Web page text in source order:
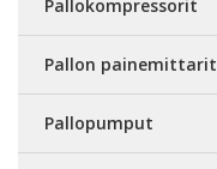
Pallokompressorit
Pallon painemittarit
Pallopumput